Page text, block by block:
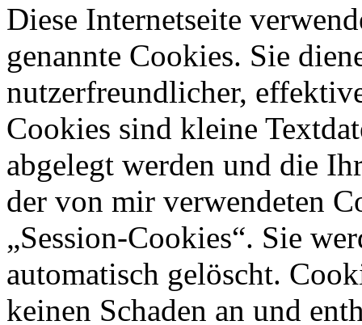
Diese Internetseite
genannte Cookies. Sie
nutzerfreundlicher,
Cookies sind kleine
abgelegt werden und die
der von mir verwendeten
„Session-Cookies“. Sie
automatisch gelöscht.
keinen Schaden an und